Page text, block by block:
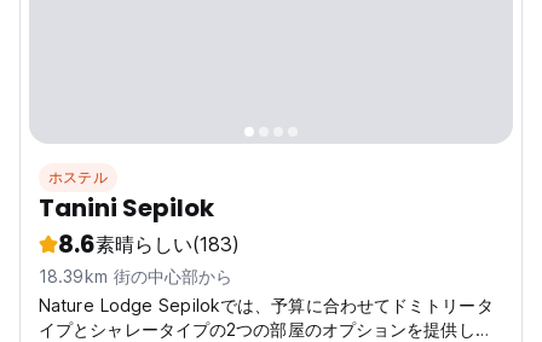
ホステル
Tanini Sepilok
8.6素晴らしい(183)
18.39km 街の中心部から
Nature Lodge Sepilokでは、予算に合わせてドミトリータ
イプとシャレータイプの2つの部屋のオプションを提供して